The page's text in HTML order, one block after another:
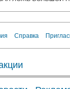
Справка